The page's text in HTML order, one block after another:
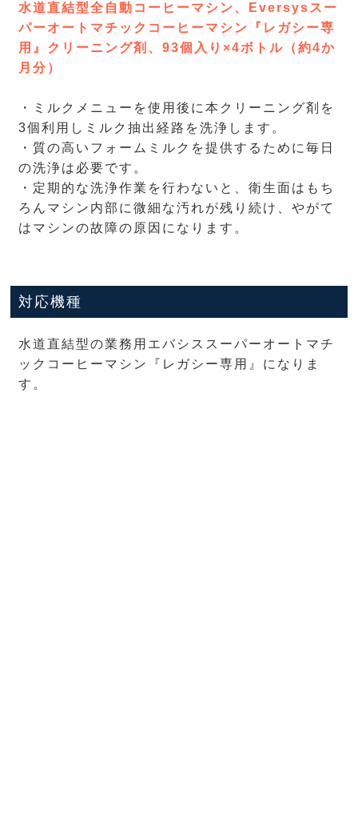
水道直結型全自動コーヒーマシン、Eversysスー
パーオートマチックコーヒーマシン『レガシー専
用』クリーニング剤、93個入り×4ボトル（約4か
月分）
・ミルクメニューを使用後に本クリーニング剤を
3個利用しミルク抽出経路を洗浄します。
・質の高いフォームミルクを提供するために毎日
の洗浄は必要です。
・定期的な洗浄作業を行わないと、衛生面はもち
ろんマシン内部に微細な汚れが残り続け、やがて
はマシンの故障の原因になります。
対応機種
水道直結型の業務用エバシススーパーオートマチ
ックコーヒーマシン『レガシー専用』になりま
す。